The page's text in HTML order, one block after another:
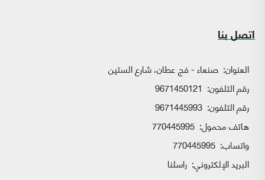
اتصل بنا
العنوان: صنعاء - فج عطان، شارع الستين
رقم التلفون: 9671450121
رقم التلفون: 9671445993
هاتف محمول: 770445995
واتساب:
البريد الإلكتروني: راسلنا